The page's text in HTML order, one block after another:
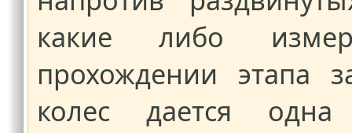
какие либо
прохождении этапа
колес дается